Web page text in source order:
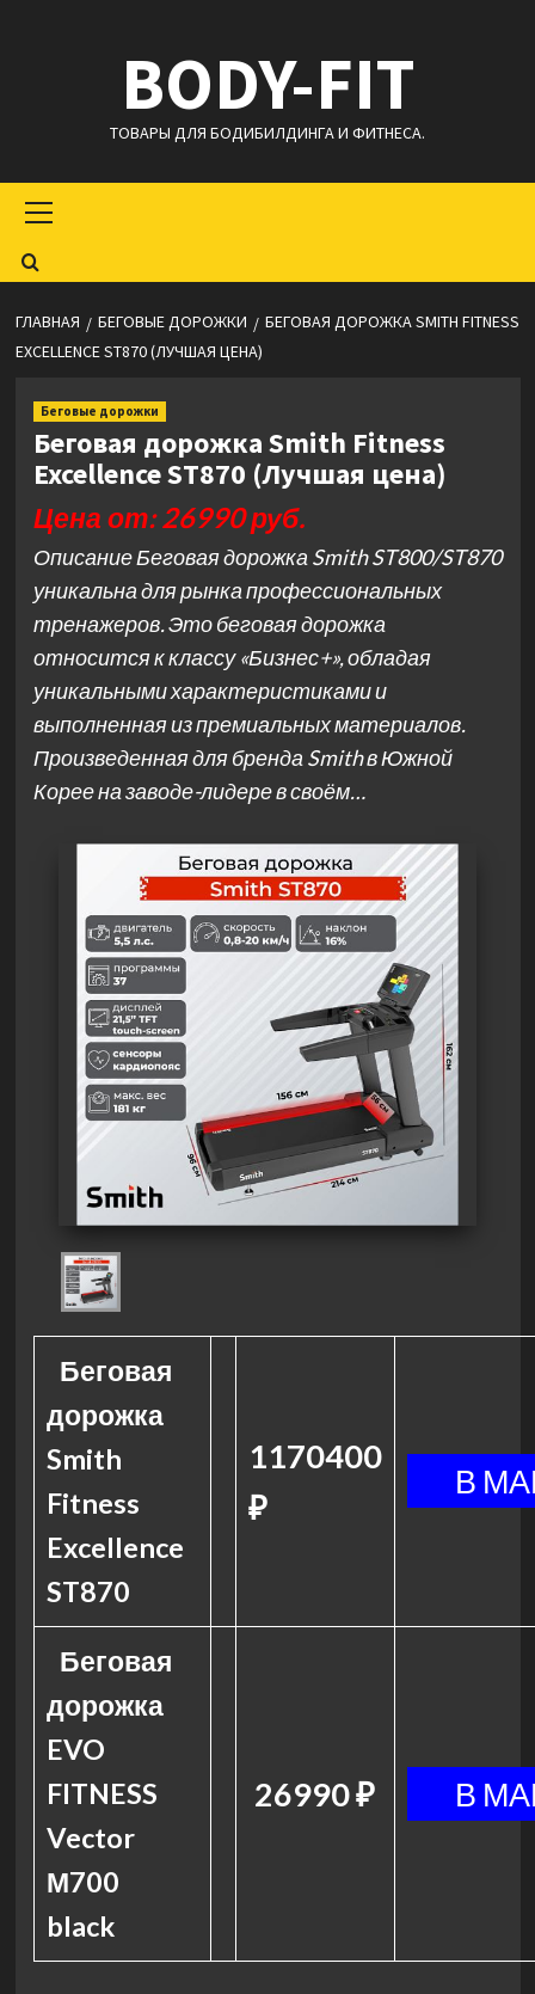
BODY-FIT
ТОВАРЫ ДЛЯ БОДИБИЛДИНГА И ФИТНЕСА.
меню
ГЛАВНАЯ БЕГОВЫЕ ДОРОЖКИ
БЕГОВАЯ ДОРОЖКА SMITH FITNESS
EXCELLENCE ST870 (ЛУЧШАЯ ЦЕНА)
Беговые дорожки
Беговая дорожка Smith Fitness
Excellence ST870 (Лучшая цена)
Цена от: 26990 руб.
Описание Беговая дорожка Smith ST800/ST870
уникальна для рынка профессиональных
тренажеров. Это беговая дорожка
относится к классу «Бизнес+», обладая
уникальными характеристиками и
выполненная из премиальных материалов.
Произведенная для бренда Smith в Южной
Корее на заводе-лидере в своём…
Беговая
дорожка
Smith
Fitness
Excellence
ST870
1170400
₽
Беговая
дорожка
EVO
FITNESS
Vector
М700
black
26990 ₽